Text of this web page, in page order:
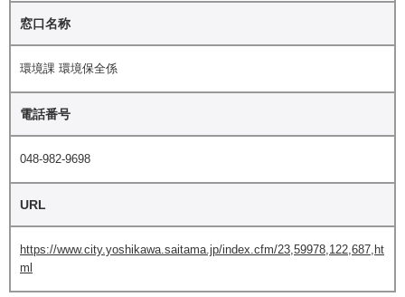
窓口名称
環境課 環境保全係
電話番号
048-982-9698
URL
https://www.city.yoshikawa.saitama.jp/index.cfm/23,59978,122,687,ht
ml